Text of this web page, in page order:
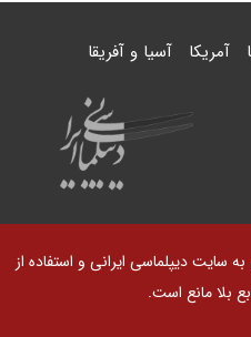
آمریکا آسیا و آفریقا
سایت دیپلماسی ایرانی و استفاده از
بلا مانع است.